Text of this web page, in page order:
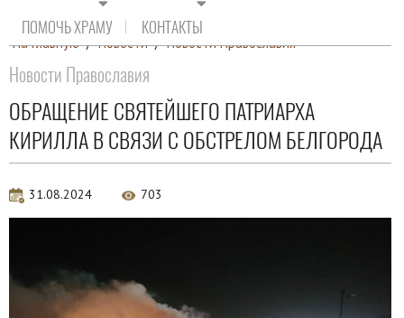
ПОМОЧЬ ХРАМУ КОНТАКТЫ
На главную / Новости / Новости Православия
Новости Православия
ОБРАЩЕНИЕ СВЯТЕЙШЕГО ПАТРИАРХА
КИРИЛЛА В СВЯЗИ С ОБСТРЕЛОМ БЕЛГОРОДА
31.08.2024 703